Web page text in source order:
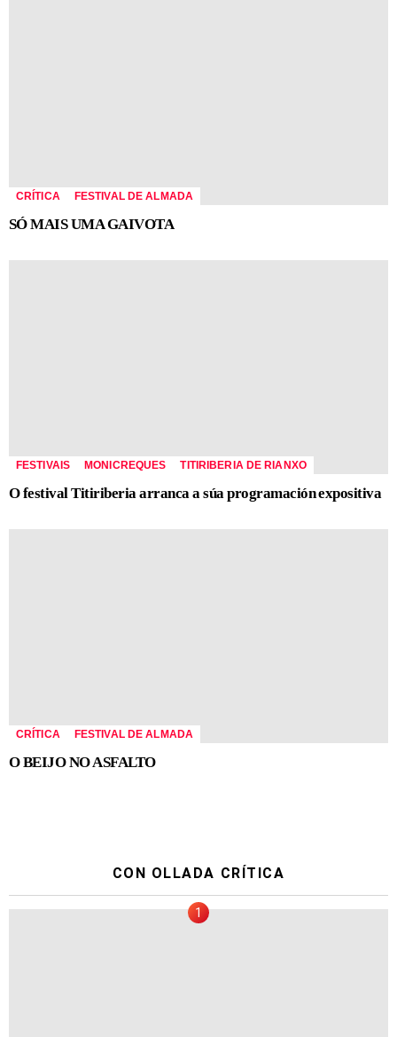
CRÍTICA FESTIVAL DE ALMADA
SÓ MAIS UMA GAIVOTA
FESTIVAIS MONICREQUES TITIRIBERIA DE RIANXO
O festival Titiriberia arranca a súa programación expositiva
CRÍTICA FESTIVAL DE ALMADA
O BEIJO NO ASFALTO
CON OLLADA CRÍTICA